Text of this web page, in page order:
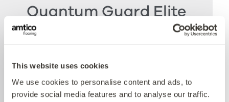
This website uses cookies
We use cookies to personalise content and ads, to
provide social media features and to analyse our traffic.
Quantum Guard Elite
Un des bénéfices premiers de notre système à
performances multiples est le traitement
d'uréthane Quantum Guard incorporant une